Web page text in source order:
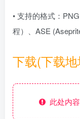
• 支持的格式：
程）、ASE
下载(下载
此处内容